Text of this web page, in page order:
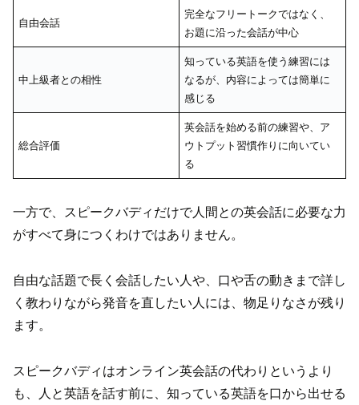
自由会話
完全なフリートークではなく、
お題に沿った会話が中心
中上級者との相性
知っている英語を使う練習には
なるが、内容によっては簡単に
感じる
総合評価
英会話を始める前の練習や、ア
ウトプット習慣作りに向いてい
る
一方で、スピークバディだけで人間との英会話に必要な力
がすべて身につくわけではありません。
自由な話題で長く会話したい人や、口や舌の動きまで詳し
く教わりながら発音を直したい人には、物足りなさが残り
ます。
スピークバディはオンライン英会話の代わりというより
も、人と英語を話す前に、知っている英語を口から出せる